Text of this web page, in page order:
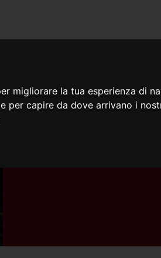
migliorare la tua esperienza di
per capire da dove arrivano i